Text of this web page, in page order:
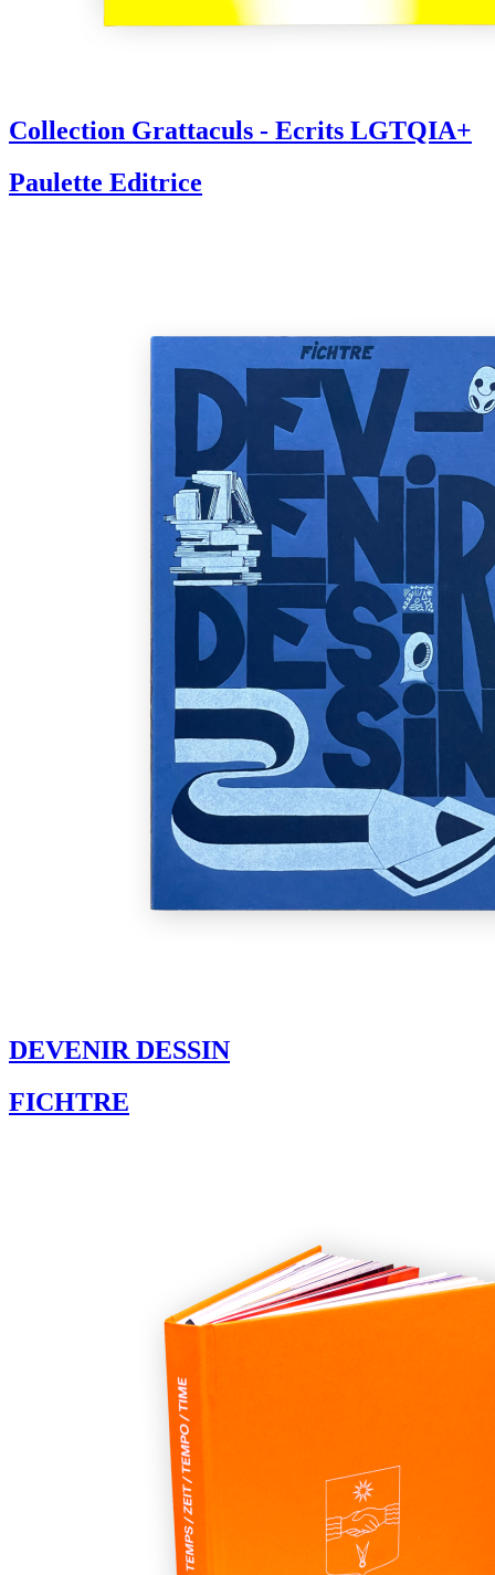
Collection Grattaculs - Ecrits LGTQIA+
Paulette Editrice
DEVENIR DESSIN
FICHTRE